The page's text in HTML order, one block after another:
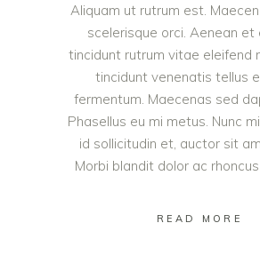
Aliquam ut rutrum est.
scelerisque orci. Aenean et
tincidunt rutrum vitae eleifend
tincidunt venenatis tellus
fermentum. Maecenas sed
Phasellus eu mi metus. Nunc
id sollicitudin et, auctor sit
Morbi blandit dolor ac
READ MORE